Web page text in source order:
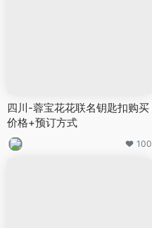
四川-蓉宝花花联名钥匙扣购买
价格+预订方式
100